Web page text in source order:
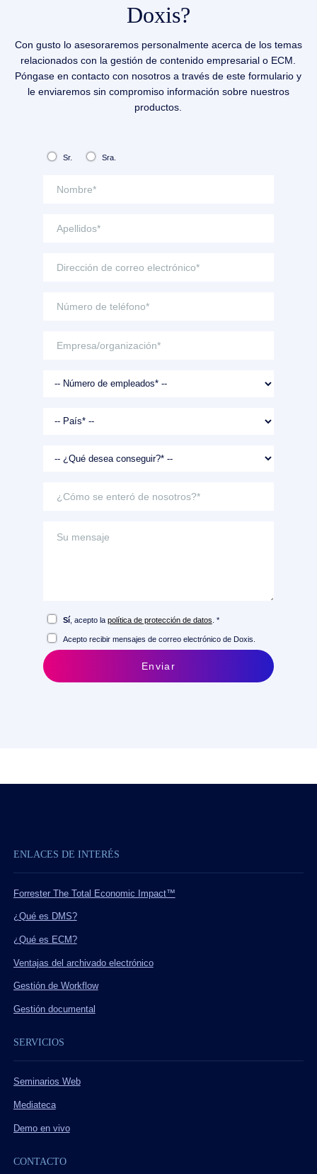
Doxis?
Con gusto lo asesoraremos personalmente acerca de los temas
relacionados con la gestión de contenido empresarial o ECM.
Póngase en contacto con nosotros a través de este formulario y
le enviaremos sin compromiso información sobre nuestros
productos.
Sr. Sra.
Sí, acepto la política de protección de datos . *
Acepto recibir mensajes de correo electrónico de Doxis.
Enviar
ENLACES DE INTERÉS
Forrester The Total Economic Impact™
¿Qué es DMS?
¿Qué es ECM?
Ventajas del archivado electrónico
Gestión de Workflow
Gestión documental
SERVICIOS
Seminarios Web
Mediateca
Demo en vivo
CONTACTO